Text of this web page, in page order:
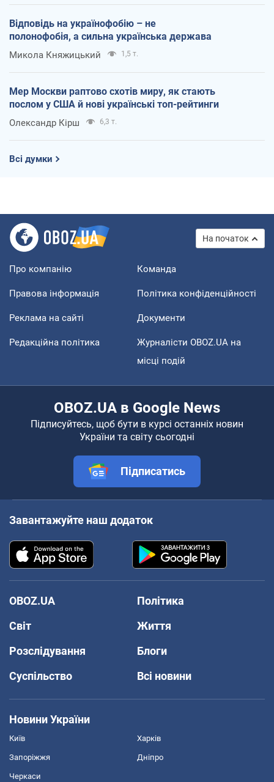
Відповідь на українофобію – не
полонофобія, а сильна українська держава
Микола Княжицький 1,5 т.
Мер Москви раптово схотів миру, як стають
послом у США й нові українські топ-рейтинги
Олександр Кірш 6,3 т.
Всі думки
На початок
Про компанію Команда
Правова інформація Політика конфіденційності
Реклама на сайті Документи
Редакційна політика
Журналісти OBOZ.UA на
місці подій
OBOZ.UA в Google News
Підписуйтесь, щоб бути в курсі останніх новин
України та світу сьогодні
Підписатись
Завантажуйте наш додаток
OBOZ.UA
Політика
Світ
Життя
Розслідування
Блоги
Суспільство
Всі новини
Новини України
Київ Харків
Запоріжжя Дніпро
Черкаси